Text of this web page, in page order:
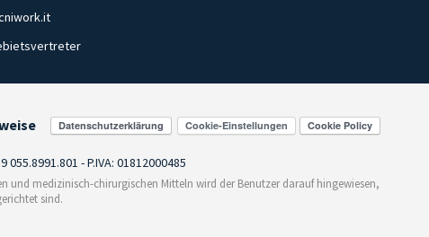
Cookie-Einstellungen
055.8991.801 - P.IVA: 01812000485
medizinisch-chirurgischen Mitteln wird der Benutzer darauf hingewiesen,
sind.